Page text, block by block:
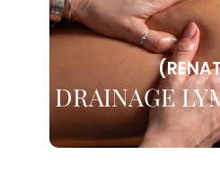
DRAINAGE